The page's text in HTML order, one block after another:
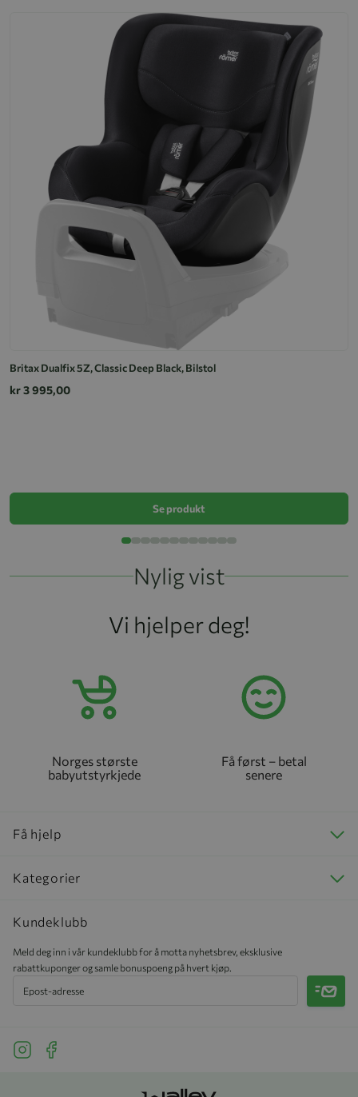
Britax Dualfix 5Z, Classic Deep Black, Bilstol
kr 3 995,00
Se produkt
Nylig vist
Vi hjelper deg!
Norges største
babyutstyrkjede
Få først – betal
senere
Få hjelp
Kategorier
Kundeklubb
Meld deg inn i vår kundeklubb for å motta nyhetsbrev, eksklusive
rabattkuponger og samle bonuspoeng på hvert kjøp.
Meld
See our Instagram
See our Facebook